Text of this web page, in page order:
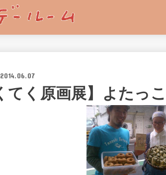
2014.06.07
てく原画展】よたっ